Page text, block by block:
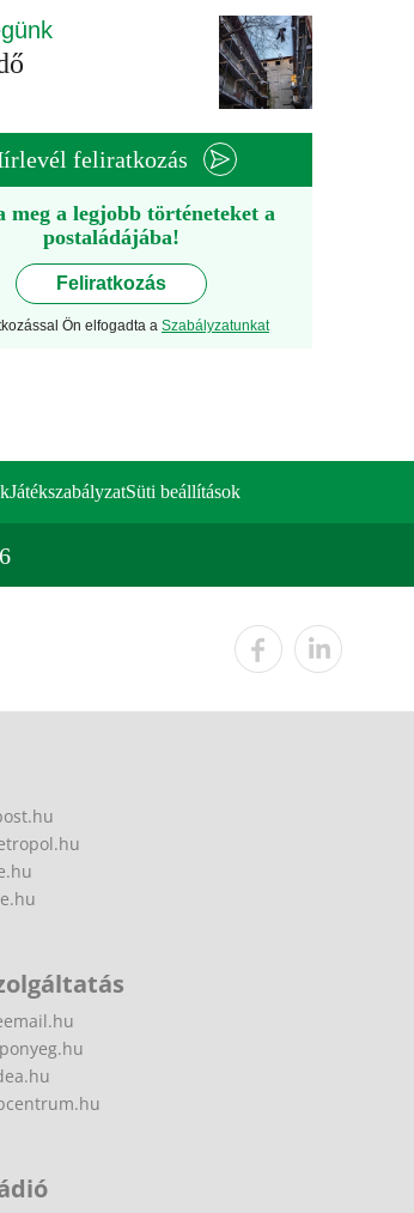
feliratkozás
meg a legjobb történeteket a
postaládájába!
Feliratkozás
Ön elfogadta a Szabályzatunkat
JátékszabályzatSüti beállítások